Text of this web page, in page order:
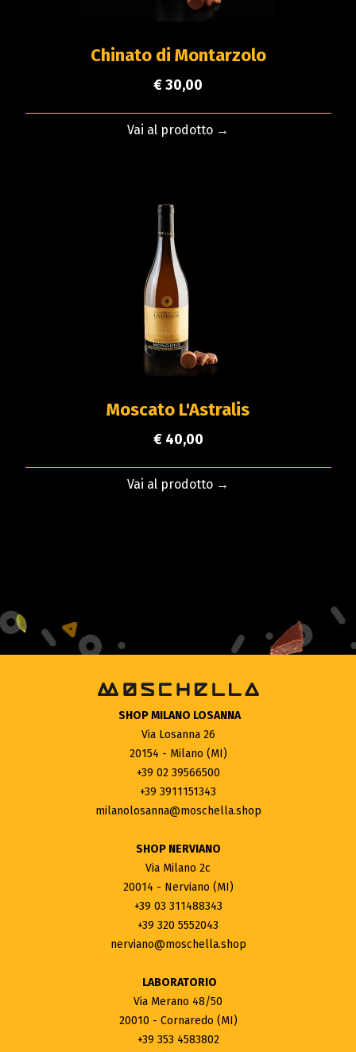
Chinato di Montarzolo
€ 30,00
Vai al prodotto →
Moscato L'Astralis
€ 40,00
Vai al prodotto →
SHOP MILANO LOSANNA
Via Losanna 26
20154 - Milano (MI)
+39 02 39566500
+39 3911151343
milanolosanna@moschella.shop
SHOP NERVIANO
Via Milano 2c
20014 - Nerviano (MI)
+39 03 311488343
+39 320 5552043
nerviano@moschella.shop
LABORATORIO
Via Merano 48/50
20010 - Cornaredo (MI)
+39 353 4583802